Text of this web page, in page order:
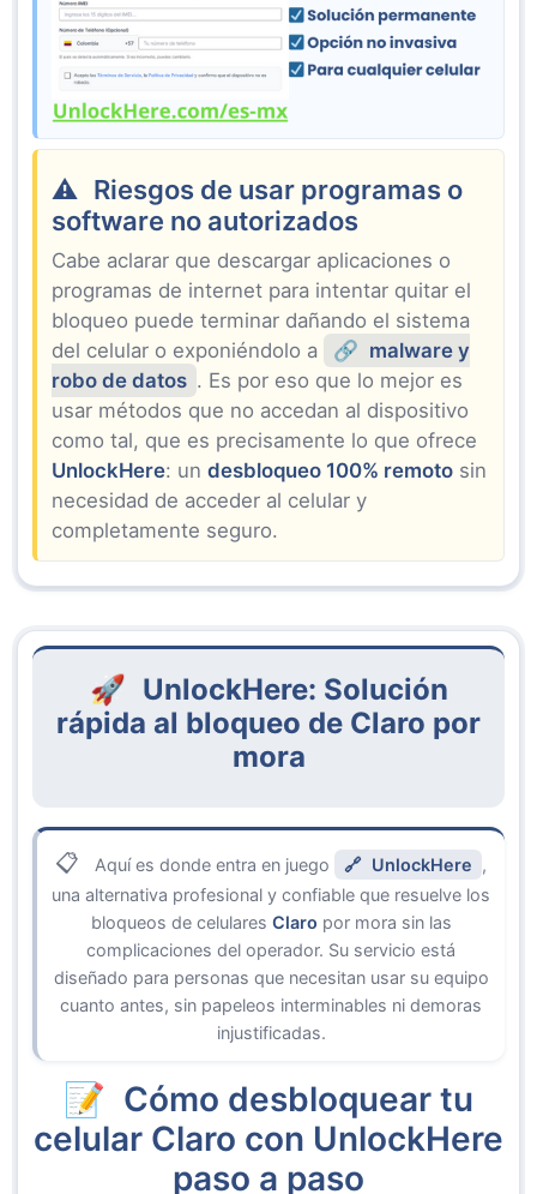
Riesgos de usar programas o
software no autorizados
Cabe aclarar que descargar aplicaciones o
programas de internet para intentar quitar el
bloqueo puede terminar dañando el sistema
del celular o exponiéndolo a
malware y
robo de datos . Es por eso que lo mejor es
usar métodos que no accedan al dispositivo
como tal, que es precisamente lo que ofrece
UnlockHere: un desbloqueo 100% remoto sin
necesidad de acceder al celular y
completamente seguro.
UnlockHere: Solución
rápida al bloqueo de Claro por
mora
Aquí es donde entra en juego UnlockHere ,
una alternativa profesional y confiable que resuelve los
bloqueos de celulares Claro por mora sin las
complicaciones del operador. Su servicio está
diseñado para personas que necesitan usar su equipo
cuanto antes, sin papeleos interminables ni demoras
injustificadas.
Cómo desbloquear tu
celular Claro con UnlockHere
paso a paso